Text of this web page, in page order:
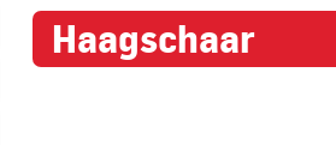
Haagschaar